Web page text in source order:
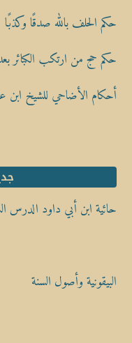
حكم الحلف بالله صدقًا وكذبًا
حكم حج من ارتكب الكبائر
أحكام الأضاحي للشيخ ابن
حائية ابن أبي داود الدرس
البيقونية وأصول السنة